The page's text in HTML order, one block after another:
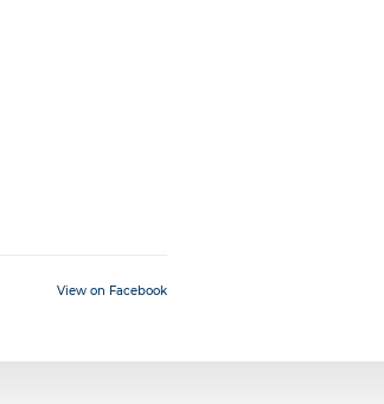
View on Facebook